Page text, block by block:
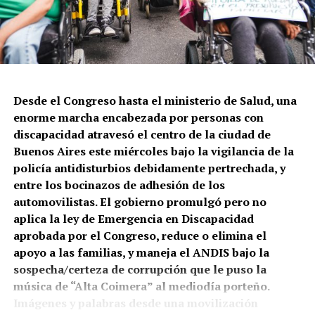
Este domingo por la tarde, en la esquina de Salta y
Constitución, la Policía de la Ciudad volvió a tirar a
matar. En este caso a Leonardo Vargas, quien quedó
gravemente herido y pelea por sobrevivir. Lo que
intentaba que una persona en situación de calle no le
robara su celular.
Vecinas y vecinos de Constitución, reclamando en la
El mapa del caravanazo.
A pie, a caballo, en autos y toda clase de vehículos la
provincia salió a las rutas y calles. Lo que está en
juego es una explotación de la minería metalífera a
gran escala, de oro y cobre, que atraviesa la cuenca
Desde el Congreso hasta el ministerio de Salud, una
enorme marcha encabezada por personas con
discapacidad atravesó el centro de la ciudad de
Buenos Aires este miércoles bajo la vigilancia de la
policía antidisturbios debidamente pertrechada, y
entre los bocinazos de adhesión de los
automovilistas. El gobierno promulgó pero no
aplica la ley de Emergencia en Discapacidad
aprobada por el Congreso, reduce o elimina el
apoyo a las familias, y maneja el ANDIS bajo la
sospecha/certeza de corrupción que le puso la
música de “Alta Coimera” al mediodía porteño.
Imágenes y palabras desde una movilización